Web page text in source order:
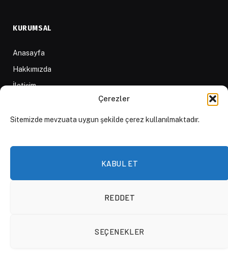
Çerezler
Sitemizde mevzuata uygun şekilde çerez kullanılmaktadır.
KABUL ET
REDDET
SEÇENEKLER
KURUMSAL
Anasayfa
Hakkımızda
İletişim
D84 Yayınları
Çerez Politikası